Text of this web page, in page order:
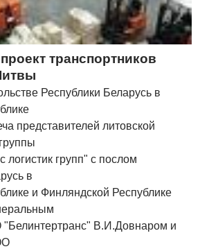
транспортников
Республики Беларусь в
представителей литовской
логистик групп" с послом
в
и Финляндской Республике
В.И.Довнаром и